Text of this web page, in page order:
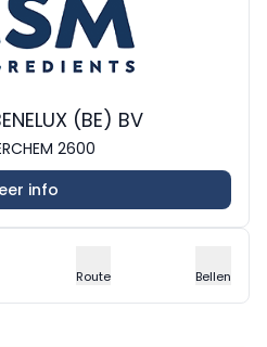
(BE) BV
2600
info
Route Bellen